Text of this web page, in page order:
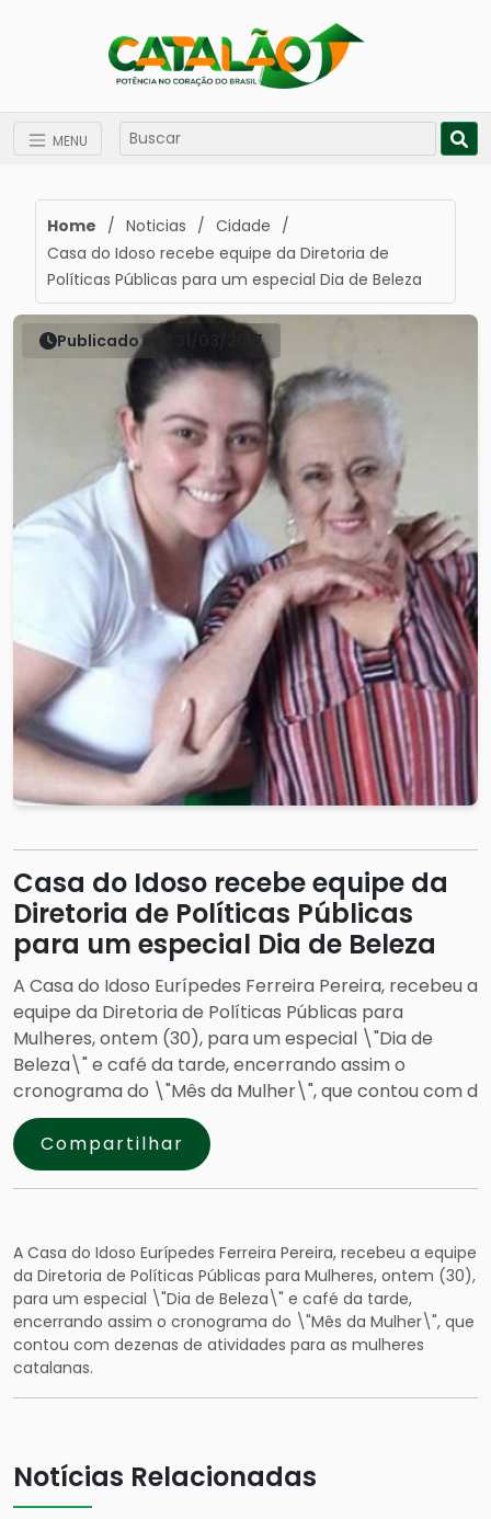
MENU
Home / Noticias / Cidade /
Casa do Idoso recebe equipe da Diretoria de
Políticas Públicas para um especial Dia de Beleza
Publicado em: 31/03/2017
Casa do Idoso recebe equipe da
Diretoria de Políticas Públicas
para um especial Dia de Beleza
A Casa do Idoso Eurípedes Ferreira Pereira, recebeu a
equipe da Diretoria de Políticas Públicas para
Mulheres, ontem (30), para um especial \"Dia de
Beleza\" e café da tarde, encerrando assim o
cronograma do \"Mês da Mulher\", que contou com d
Compartilhar
A Casa do Idoso Eurípedes Ferreira Pereira, recebeu a equipe
da Diretoria de Políticas Públicas para Mulheres, ontem (30),
para um especial \"Dia de Beleza\" e café da tarde,
encerrando assim o cronograma do \"Mês da Mulher\", que
contou com dezenas de atividades para as mulheres
catalanas.
Notícias Relacionadas